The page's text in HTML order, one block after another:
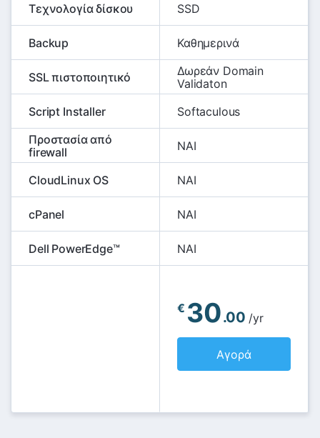
Τεχνολογία δίσκου
Backup
SSL πιστοποιητικό
Script Installer
Προστασία από
firewall
CloudLinux OS
cPanel
Dell PowerEdge™
SSD
Καθημερινά
Δωρεάν Domain
Validaton
Softaculous
NAI
NAI
NAI
NAI
€ 30.00 /yr
Αγορά